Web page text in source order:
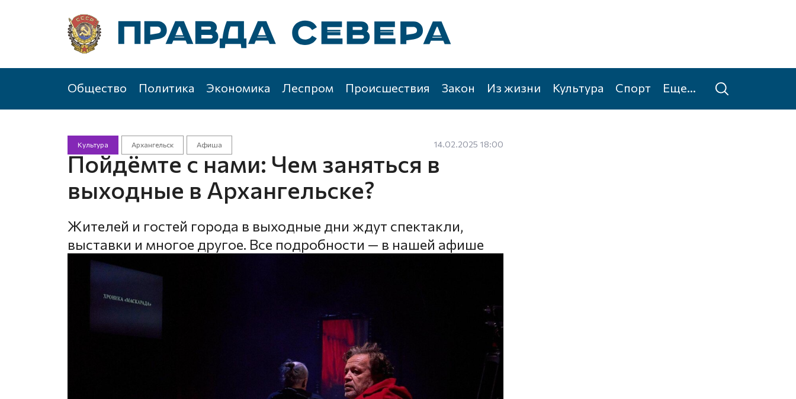
Общество Политика Экономика Леспром Происшествия Закон Из жизни Культура Спорт Еще...
Культура Архангельск Афиша 14.02.2025 18:00
Пойдёмте с нами: Чем заняться в
выходные в Архангельске?
Жителей и гостей города в выходные дни ждут спектакли,
выставки и многое другое. Все подробности — в нашей афише